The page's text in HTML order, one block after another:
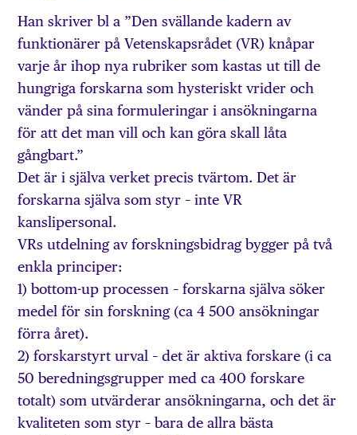
Han skriver bl a ”Den svällande kadern av
funktionärer på Vetenskapsrådet (VR) knåpar
varje år ihop nya rubriker som kastas ut till de
hungriga forskarna som hysteriskt vrider och
vänder på sina formuleringar i ansökningarna
för att det man vill och kan göra skall låta
gångbart.”
Det är i själva verket precis tvärtom. Det är
forskarna själva som styr – inte VR
kanslipersonal.
VRs utdelning av forskningsbidrag bygger på två
enkla principer:
1) bottom-up processen – forskarna själva söker
medel för sin forskning (ca 4 500 ansökningar
förra året).
2) forskarstyrt urval – det är aktiva forskare (i ca
50 beredningsgrupper med ca 400 forskare
totalt) som utvärderar ansökningarna, och det är
kvaliteten som styr – bara de allra bästa